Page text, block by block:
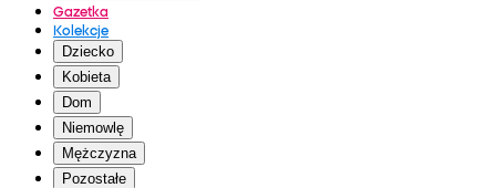
Gazetka
Kolekcje
Dziecko
Kobieta
Dom
Niemowlę
Mężczyzna
Pozostałe